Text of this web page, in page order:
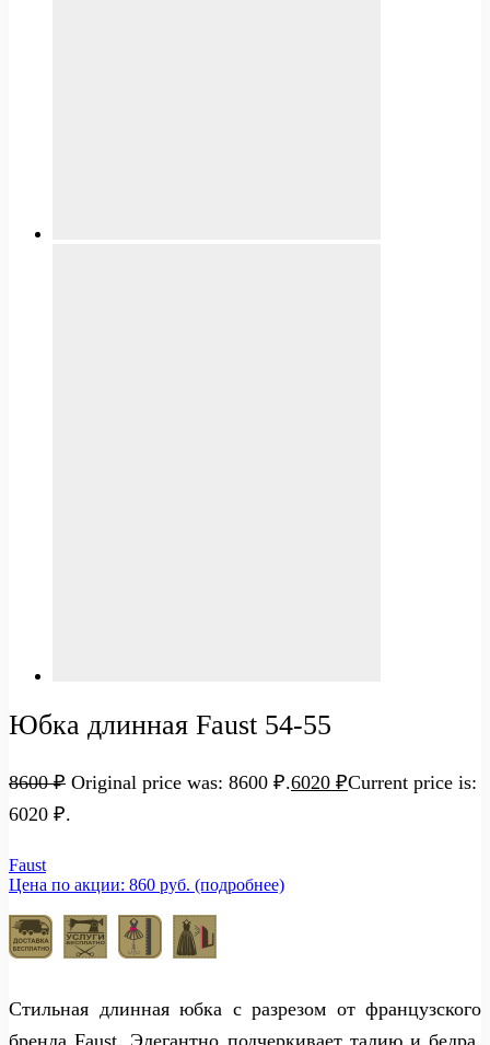
Юбка длинная Faust 54-55
8600₽ Original price was: 8600 ₽.6020 ₽Current price is:
6020 ₽.
Faust
Цена по акции: 860 руб. (подробнее)
Стильная длинная юбка с разрезом от французского
бренда Faust. Элегантно подчеркивает талию и бедра,